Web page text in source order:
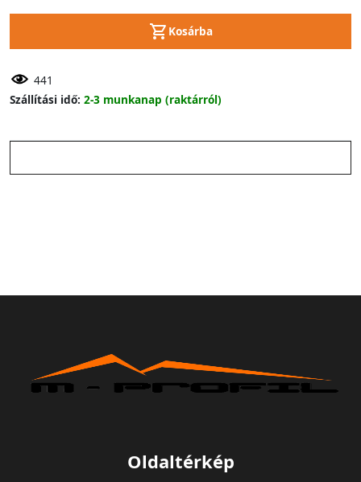
Kosárba
441
Szállítási idő: 2-3 munkanap (raktárról)
Oldaltérkép